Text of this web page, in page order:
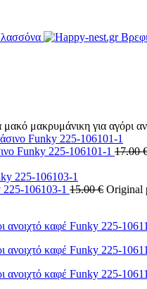
μακό μακρυμάνικη για αγόρι
Funky 225-106101-1 17.00
225-106103-1 15.00€ Original